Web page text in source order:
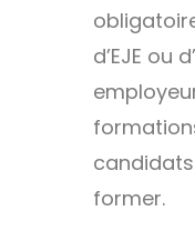
d’EJE ou
former.